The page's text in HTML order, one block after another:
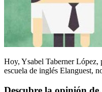
Hoy, Ysabel Taberner López,
escuela de inglés Elanguest,